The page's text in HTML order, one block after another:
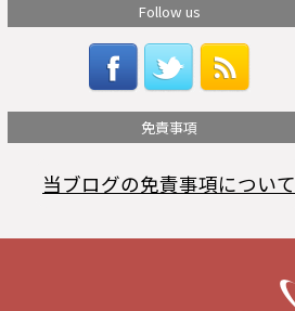
Follow us
免責事項
当ブログの免責事項について